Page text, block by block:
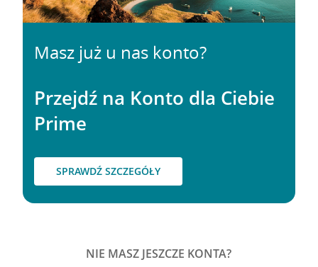
Masz już u nas konto?
Przejdź na Konto dla Ciebie
Prime
SPRAWDŹ SZCZEGÓŁY
NIE MASZ JESZCZE KONTA?